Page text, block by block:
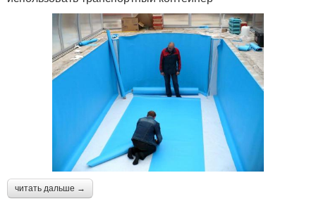
читать дальше →